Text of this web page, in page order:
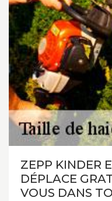
ZEPP KINDER
DÉPLACE
VOUS DANS